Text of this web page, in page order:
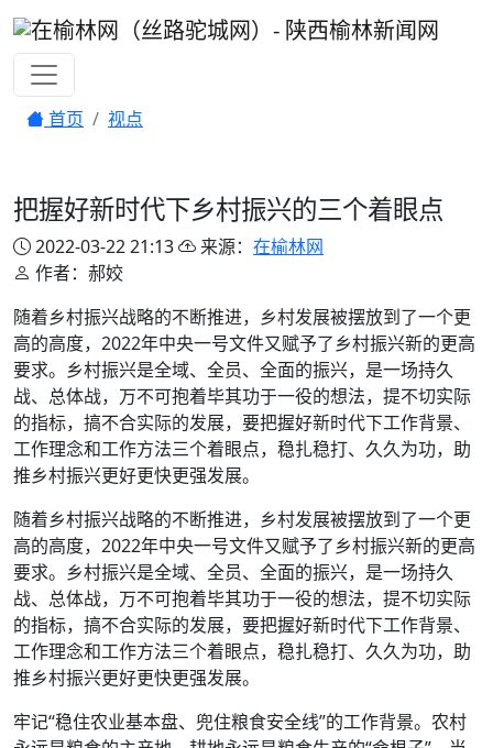
首页 视点
把握好新时代下乡村振兴的三个着眼点
2022-03-22 21:13 来源： 在榆林网
作者：郝姣
随着乡村振兴战略的不断推进，乡村发展被摆放到了一个更
高的高度，2022年中央一号文件又赋予了乡村振兴新的更高
要求。乡村振兴是全域、全员、全面的振兴，是一场持久
战、总体战，万不可抱着毕其功于一役的想法，提不切实际
的指标，搞不合实际的发展，要把握好新时代下工作背景、
工作理念和工作方法三个着眼点，稳扎稳打、久久为功，助
推乡村振兴更好更快更强发展。
随着乡村振兴战略的不断推进，乡村发展被摆放到了一个更
高的高度，2022年中央一号文件又赋予了乡村振兴新的更高
要求。乡村振兴是全域、全员、全面的振兴，是一场持久
战、总体战，万不可抱着毕其功于一役的想法，提不切实际
的指标，搞不合实际的发展，要把握好新时代下工作背景、
工作理念和工作方法三个着眼点，稳扎稳打、久久为功，助
推乡村振兴更好更快更强发展。
牢记“稳住农业基本盘、兜住粮食安全线”的工作背景。农村